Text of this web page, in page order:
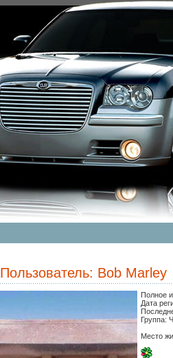
Пользователь: Bob Marley
Полное
Дата
Группа:
Место